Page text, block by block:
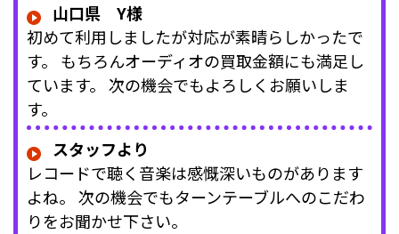
山口県 Y様
初めて利用しましたが対応が素晴らしかったで
す。 もちろんオーディオの買取金額にも満足し
ています。 次の機会でもよろしくお願いしま
す。
スタッフより
レコードで聴く音楽は感慨深いものがあります
よね。 次の機会でもターンテーブルへのこだわ
りをお聞かせ下さい。